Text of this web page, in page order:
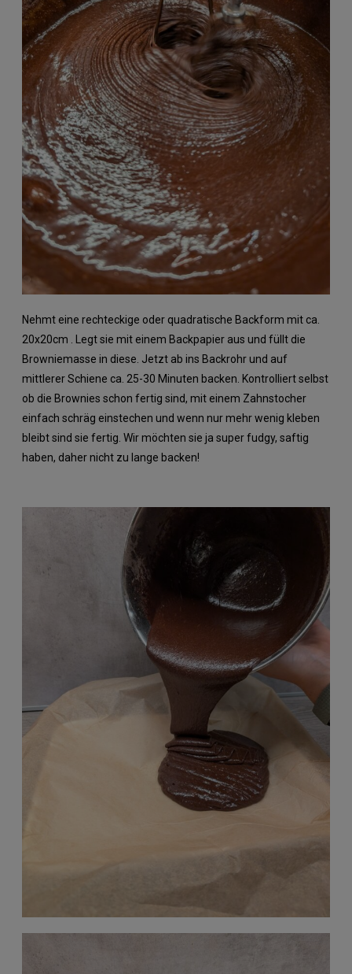
Nehmt eine rechteckige oder quadratische Backform mit ca.
20x20cm . Legt sie mit einem Backpapier aus und füllt die
Browniemasse in diese. Jetzt ab ins Backrohr und auf
mittlerer Schiene ca. 25-30 Minuten backen. Kontrolliert selbst
ob die Brownies schon fertig sind, mit einem Zahnstocher
einfach schräg einstechen und wenn nur mehr wenig kleben
bleibt sind sie fertig. Wir möchten sie ja super fudgy, saftig
haben, daher nicht zu lange backen!